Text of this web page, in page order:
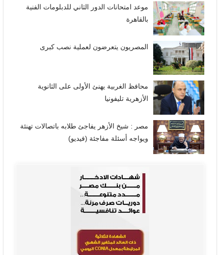
موعد امتحانات الدور الثاني للدبلومات الفنية
بالقاهرة
المصريون يتعرضون لعملية نصب كبرى
محافظ الغربية يهنئ الأولى على الثانوية
الأزهرية تليفونيا
مصر : شيخ الأزهر يفاجئ طلابه باتصالات تهنئة
ويواجه أسئلة مفاجئة (فيديو)